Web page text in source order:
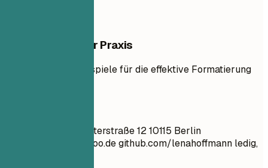
Beispiele aus der Praxis
Sehen Sie klare Beispiele für die effektive Formatierung
Lena Hoffmann Musterstraße 12 10115 Berlin
partyqueen88@yahoo.degithub.com/lenahoffmann ledig,